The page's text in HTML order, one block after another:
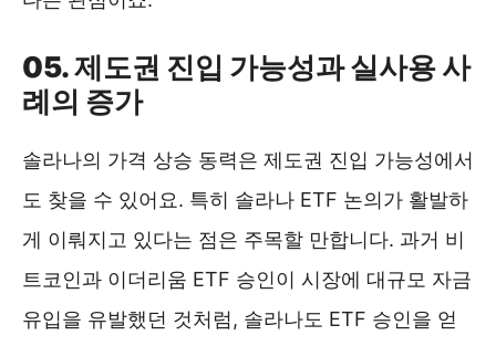
05. 제도권 진입 가능성과 실사용 사
례의 증가
솔라나의 가격 상승 동력은 제도권 진입 가능성에서
도 찾을 수 있어요. 특히 솔라나 ETF 논의가 활발하
게 이뤄지고 있다는 점은 주목할 만합니다. 과거 비
트코인과 이더리움 ETF 승인이 시장에 대규모 자금
유입을 유발했던 것처럼, 솔라나도 ETF 승인을 얻